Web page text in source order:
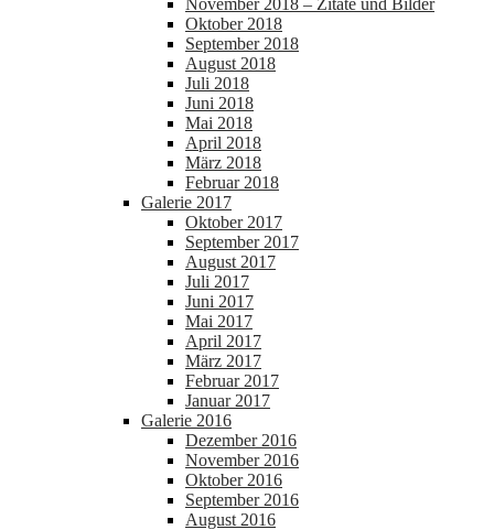
Oktober 2018
September 2018
August 2018
Juli 2018
Juni 2018
Mai 2018
April 2018
März 2018
Februar 2018
Galerie 2017
Oktober 2017
September 2017
August 2017
Juli 2017
Juni 2017
Mai 2017
April 2017
März 2017
Februar 2017
Januar 2017
Galerie 2016
Dezember 2016
November 2016
Oktober 2016
September 2016
August 2016